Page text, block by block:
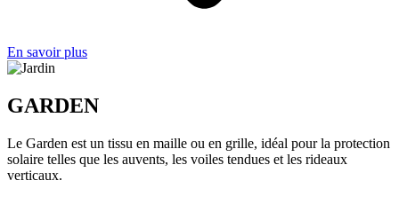
En savoir plus
GARDEN
Le Garden est un tissu en maille ou en grille, idéal pour la protection
solaire telles que les auvents, les voiles tendues et les rideaux
verticaux.